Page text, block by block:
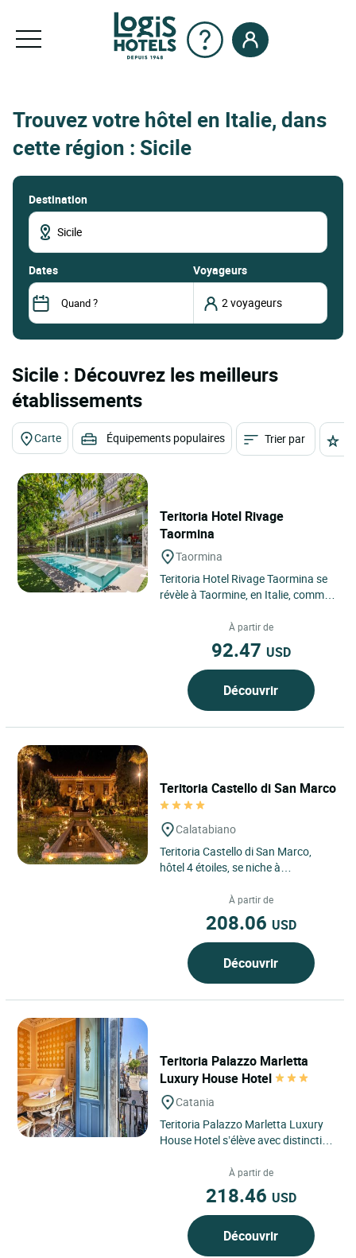
Trouvez votre hôtel en Italie, dans
cette région : Sicile
Destination
dates Voyageurs
Sicile : Découvrez les meilleurs
établissements
Carte Équipements populaires Trier par
Teritoria Hotel Rivage
Taormina
Taormina
Teritoria Hotel Rivage Taormina se
révèle à Taormine, en Italie, comme
suspendue entre mer...
À partir de
92.47 USD
Découvrir
Teritoria Castello di San Marco
Calatabiano
Teritoria Castello di San Marco,
hôtel 4 étoiles, se niche à
cadre enchanteur entre mer...
À partir de
208.06 USD
Découvrir
Teritoria Palazzo Marletta
Luxury House Hotel
Catania
Teritoria Palazzo Marletta Luxury
House Hotel s’élève avec distinction
Catane, une ville...À partir de
218.46 USD
Découvrir